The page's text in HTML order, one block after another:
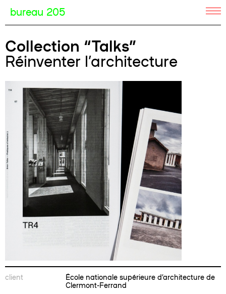
bureau 205
Collection “Talks”
Réinventer l’architecture
client
École nationale supérieure d’architecture de
Clermont-Ferrand